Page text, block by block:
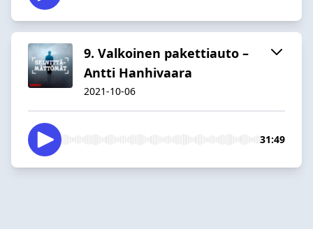
9. Valkoinen pakettiauto –
Antti Hanhivaara
2021-10-06
31:49